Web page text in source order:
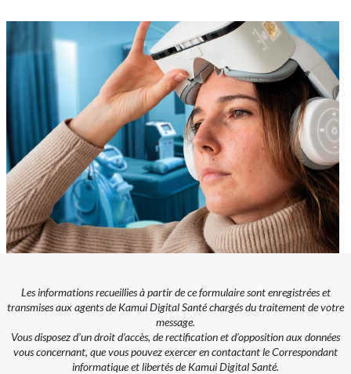
Les informations recueillies à partir de ce formulaire sont enregistrées et
transmises aux agents de Kamui Digital Santé chargés du traitement de votre
message.
Vous disposez d’un droit d’accès, de rectification et d’opposition aux données
vous concernant, que vous pouvez exercer en contactant le Correspondant
informatique et libertés de Kamui Digital Santé.